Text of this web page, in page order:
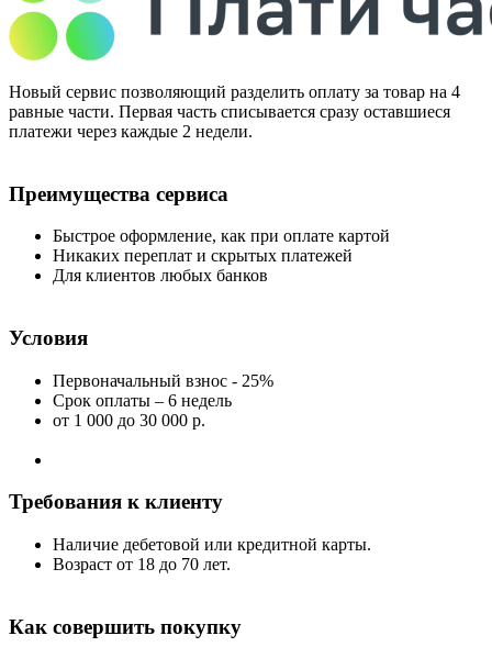
Новый сервис позволяющий разделить оплату за товар на 4
равные части. Первая часть списывается сразу оставшиеся
платежи через каждые 2 недели.
Преимущества сервиса
Быстрое оформление, как при оплате картой
Никаких переплат и скрытых платежей
Для клиентов любых банков
Условия
Первоначальный взнос - 25%
Срок оплаты – 6 недель
от 1 000 до 30 000 р.
Требования к клиенту
Наличие дебетовой или кредитной карты.
Возраст от 18 до 70 лет.
Как совершить покупку